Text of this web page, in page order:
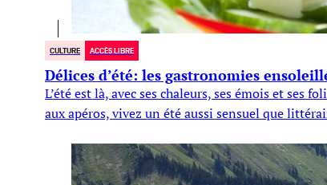
CULTURE ACCÈS LIBRE
Délices d’été: les gastronomies
L’été est là, avec ses chaleurs, ses émois et ses
aux apéros, vivez un été aussi sensuel que